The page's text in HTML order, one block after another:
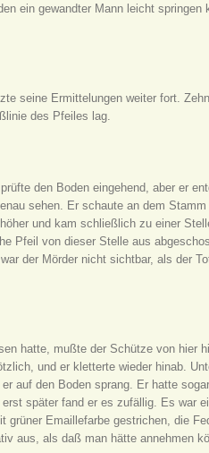
ein gewandter Mann leicht
seine Ermittelungen weiter fort.
des Pfeiles lag.
den Boden eingehend, aber er
sehen. Er schaute an dem
und kam schließlich zu einer
Pfeil von dieser Stelle aus
der Mörder nicht sichtbar, als der
hatte, mußte der Schütze von hier
und er kletterte wieder hinab.
auf den Boden sprang. Er hatte
später fand er es zufällig. Es war
grüner Emaillefarbe gestrichen, die
aus, als daß man hätte annehmen